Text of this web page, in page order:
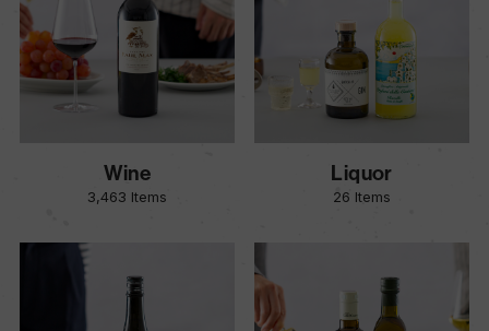
Wine
3,463 Items
Liquor
26 Items